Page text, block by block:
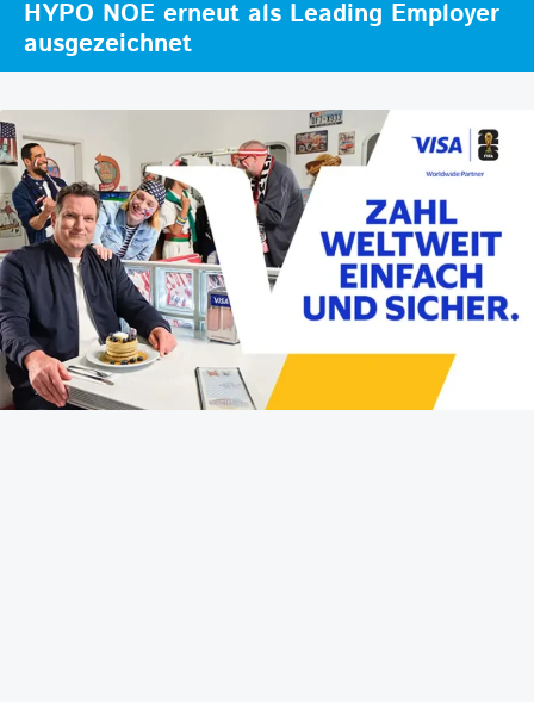
HYPO NOE erneut als Leading Employer
ausgezeichnet